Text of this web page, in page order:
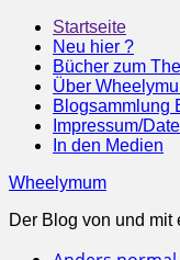
Startseite
Neu hier ?
Bücher zum
Über
Blogsammlung
Impressum/
In den Medien
Wheelymum
Der Blog von und